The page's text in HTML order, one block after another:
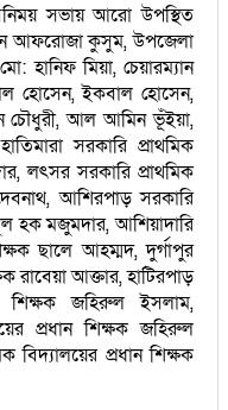
সভায় আরো উপস্থিত
আফরোজা কুসুম, উপজেলা
হানিফ মিয়া, চেয়ারম্যান
হোসেন, ইকবাল হোসেন,
চৌধুরী, আল আমিন ভূঁইয়া,
সরকারি প্রাথমিক
লৎসর সরকারি প্রাথমিক
আশিরপাড় সরকারি
হক মজুমদার, আশিয়াদারি
ছালে আহম্মদ, দুর্গাপুর
রাবেয়া আক্তার, হাটিরপাড়
শিক্ষক জহিরুল ইসলাম,
প্রধান শিক্ষক জহিরুল
বিদ্যালয়ের প্রধান শিক্ষক